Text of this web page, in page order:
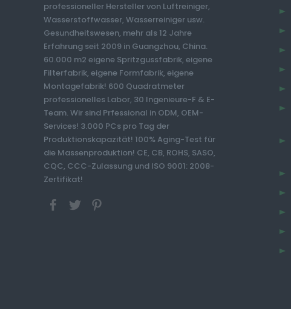
professioneller Hersteller von Luftreiniger,
Wasserstoffwasser, Wasserreiniger usw.
Gesundheitswesen, mehr als 12 Jahre
Erfahrung seit 2009 in Guangzhou, China.
60.000 m2 eigene Spritzgussfabrik, eigene
Filterfabrik, eigene Formfabrik, eigene
Montagefabrik! 600 Quadratmeter
professionelles Labor, 30 Ingenieure-F & E-
Team. Wir sind Prfessional in ODM, OEM-
Services! 3.000 PCs pro Tag der
Produktionskapazität! 100% Aging-Test für
die Massenproduktion! CE, CB, ROHS, SASO,
CQC, CCC-Zulassung und ISO 9001: 2008-
Zertifikat!